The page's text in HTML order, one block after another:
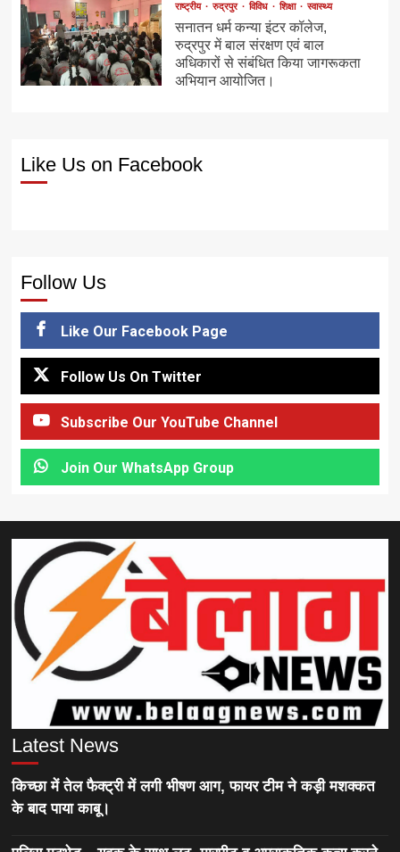
राष्ट्रीय
रुद्रपुर विविध शिक्षा स्वास्थ्य
सनातन धर्म कन्या इंटर कॉलेज,
रुद्रपुर में बाल संरक्षण एवं बाल
अधिकारों से संबंधित किया जागरूकता
अभियान आयोजित।
Like Us on Facebook
Follow Us
Like Our Facebook Page
Follow Us On Twitter
Subscribe Our YouTube Channel
Join Our WhatsApp Group
Latest News
किच्छा में तेल फैक्ट्री में लगी भीषण आग, फायर टीम ने कड़ी मशक्कत
के बाद पाया काबू।